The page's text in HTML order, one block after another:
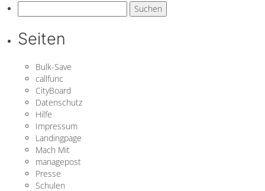
nach:
Seiten
Bulk-Save
callfunc
CityBoard
Datenschutz
Hilfe
Impressum
Landingpage
Mach Mit
managepost
Presse
Schulen